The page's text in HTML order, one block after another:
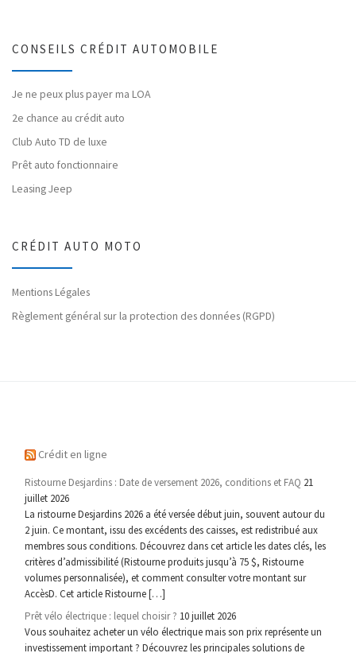
CONSEILS CRÉDIT AUTOMOBILE
Je ne peux plus payer ma LOA
2e chance au crédit auto
Club Auto TD de luxe
Prêt auto fonctionnaire
Leasing Jeep
CRÉDIT AUTO MOTO
Mentions Légales
Règlement général sur la protection des données (RGPD)
Crédit en ligne
Ristourne Desjardins : Date de versement 2026, conditions et FAQ 21
juillet 2026
La ristourne Desjardins 2026 a été versée début juin, souvent autour du
2 juin. Ce montant, issu des excédents des caisses, est redistribué aux
membres sous conditions. Découvrez dans cet article les dates clés, les
critères d’admissibilité (Ristourne produits jusqu’à 75 $, Ristourne
volumes personnalisée), et comment consulter votre montant sur
AccèsD. Cet article Ristourne […]
Prêt vélo électrique : lequel choisir ? 10 juillet 2026
Vous souhaitez acheter un vélo électrique mais son prix représente un
investissement important ? Découvrez les principales solutions de